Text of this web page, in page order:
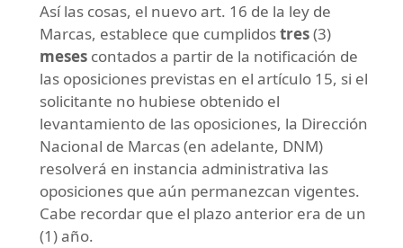
Así las cosas, el nuevo art. 16 de la ley de
Marcas, establece que cumplidostres(3)
meses contados a partir de la notificación de
las oposiciones previstas en el artículo 15, si el
solicitante no hubiese obtenido el
levantamiento de las oposiciones, la Dirección
Nacional de Marcas (en adelante, DNM)
resolverá en instancia administrativa las
oposiciones que aún permanezcan vigentes.
Cabe recordar que el plazo anterior era de un
(1) año.